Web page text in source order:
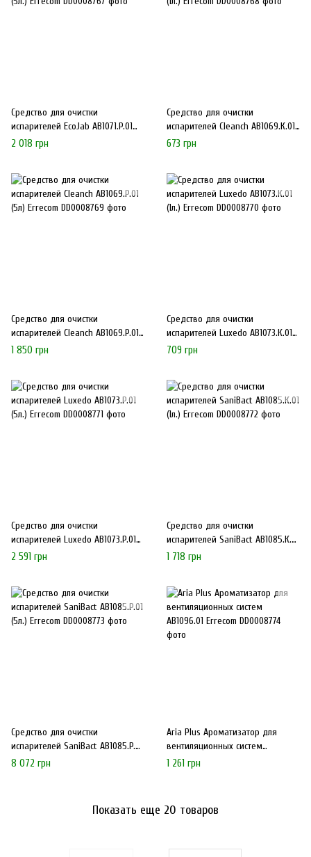
Средство для очистки
испарителей EcoJab AB1071.P.01
(5л.) Errecom
2 018 грн
Средство для очистки
испарителей Cleanch AB1069.К.01
(1л.) Errecom
673 грн
Средство для очистки
испарителей Cleanch AB1069.P.01
(5л) Errecom
1 850 грн
Средство для очистки
испарителей Luxedo AB1073.К.01
(1л.) Errecom
709 грн
Средство для очистки
испарителей Luxedo AB1073.P.01
(5л.) Errecom
2 591 грн
Средство для очистки
испарителей SaniBact AB1085.К.01
(1л.) Errecom
1 718 грн
Средство для очистки
испарителей SaniBact AB1085.P.01
(5л.) Errecom
8 072 грн
Aria Plus Ароматизатор для
вентиляционных систем
AB1096.01 Errecom
1 261 грн
Показать еще 20 товаров